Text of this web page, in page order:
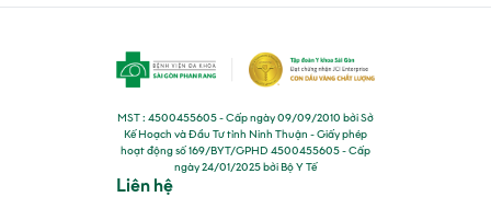
MST : 4500455605 - Cấp ngày 09/09/2010 bởi Sở
Kế Hoạch và Đầu Tư tỉnh Ninh Thuận - Giấy phép
hoạt động số 169/BYT/GPHD 4500455605 - Cấp
ngày 24/01/2025 bởi Bộ Y Tế
Liên hệ